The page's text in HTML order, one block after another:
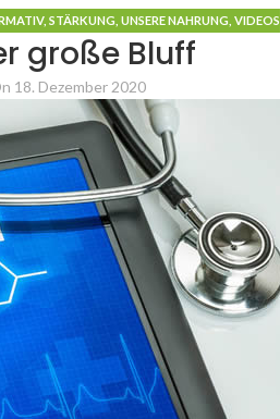
,STÄRKUNG ,UNSERE NAHRUNG ,VIDEOS
große Bluff
18. Dezember 2020